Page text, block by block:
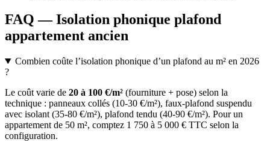
FAQ — Isolation phonique plafond
appartement ancien
Combien coûte l’isolation phonique d’un plafond au m² en 2026
?
Le coût varie de 20 à 100 €/m² (fourniture + pose) selon la
technique : panneaux collés (10-30 €/m²), faux-plafond suspendu
avec isolant (35-80 €/m²), plafond tendu (40-90 €/m²). Pour un
appartement de 50 m², comptez 1 750 à 5 000 € TTC selon la
configuration.